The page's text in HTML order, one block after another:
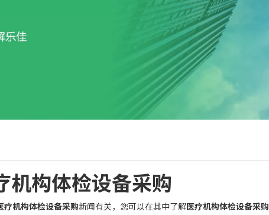
机构体检设备采购
疗机构体检设备采购新闻有关，您可以在其中了解医疗机构体检设备采购